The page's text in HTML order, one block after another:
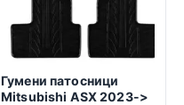
Гумени патосници
Mitsubishi ASX 2023->